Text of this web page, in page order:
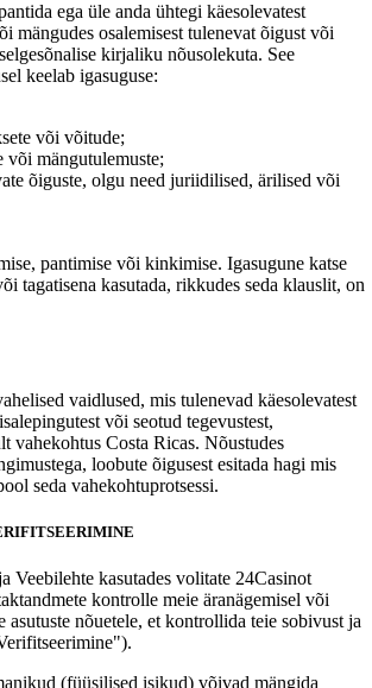
ega üle anda ühtegi käesolevatest
mängudes osalemisest tulenevat õigust või
kirjaliku nõusolekuta. See
keelab igasuguse:
või võitude;
või mängutulemuste;
õiguste, olgu need juriidilised, ärilised või
pantimise või kinkimise. Igasugune katse
tagatisena kasutada, rikkudes seda klauslit, on
vaidlused, mis tulenevad käesolevatest
või seotud tegevustest,
vahekohtus Costa Ricas. Nõustudes
loobute õigusest esitada hagi mis
seda vahekohtuprotsessi.
Veebilehte kasutades volitate 24Casinot
kontrolle meie äranägemisel või
asutuste nõuetele, et kontrollida teie sobivust ja
(füüsilised isikud) võivad mängida